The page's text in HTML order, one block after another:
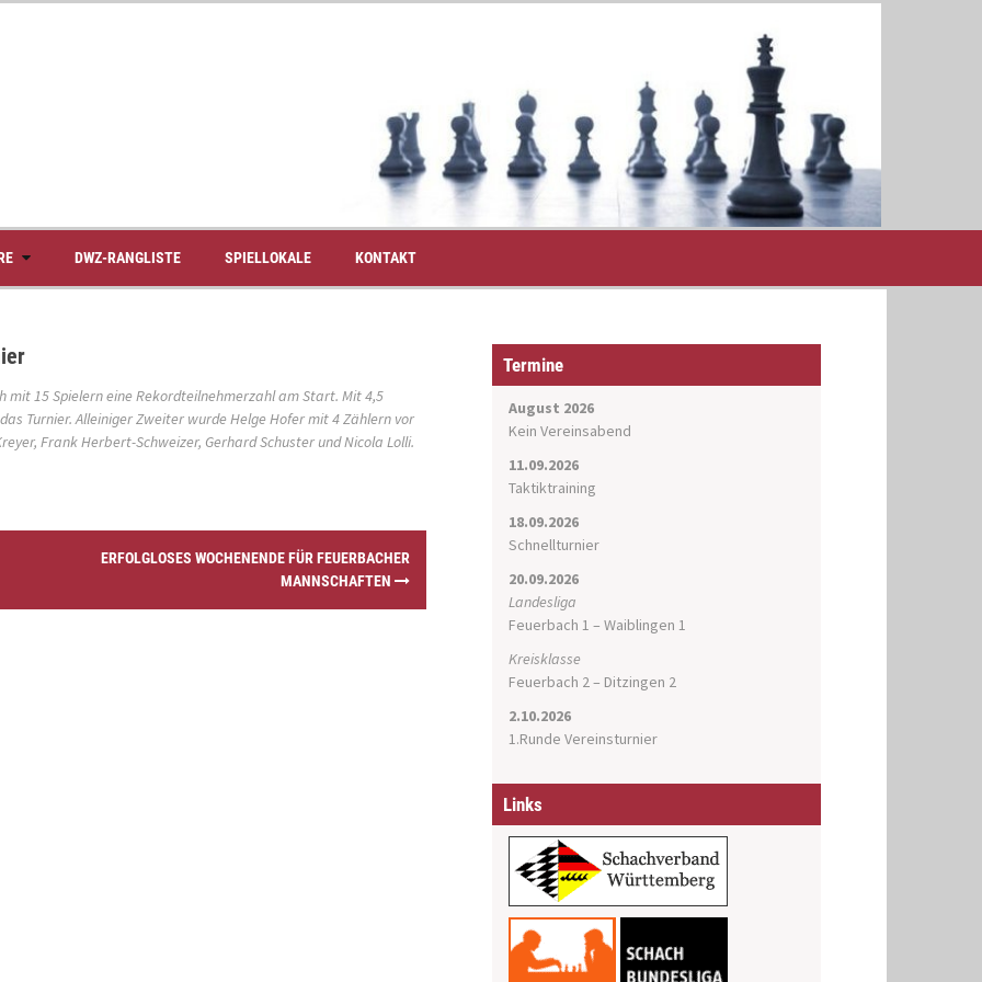
DWZ-RANGLISTE SPIELLOKALE KONTAKT
mit 15 Spielern eine Rekordteilnehmerzahl am Start. Mit 4,5
Turnier. Alleiniger Zweiter wurde Helge Hofer mit 4 Zählern vor
Frank Herbert-Schweizer, Gerhard Schuster und Nicola Lolli.
ERFOLGLOSES WOCHENENDE FÜR FEUERBACHER
MANNSCHAFTEN
Termine
August 2026
Kein Vereinsabend
11.09.2026
Taktiktraining
18.09.2026
Schnellturnier
20.09.2026
Landesliga
Feuerbach 1 – Waiblingen 1
Kreisklasse
Feuerbach 2 – Ditzingen 2
2.10.2026
1.Runde Vereinsturnier
Links